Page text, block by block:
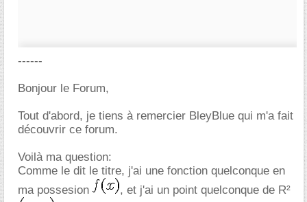
------
Bonjour le Forum,
Tout d'abord, je tiens à remercier BleyBlue qui m'a fait
découvrir ce forum.
Voilà ma question:
Comme le dit le titre, j'ai une fonction quelconque en
ma possesion
, et j'ai un point quelconque de R²